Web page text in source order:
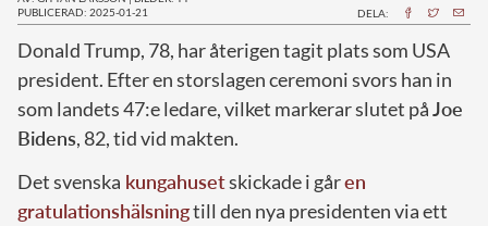
PUBLICERAD: 2025-01-21
DELA:
Donald Trump, 78, har återigen tagit plats som USA
president. Efter en storslagen ceremoni svors han in
som landets 47:e ledare, vilket markerar slutet påJoe
Bidens, 82, tid vid makten.
Det svenska kungahusetskickade i gåren
gratulationshälsningtill den nya presidenten via ett